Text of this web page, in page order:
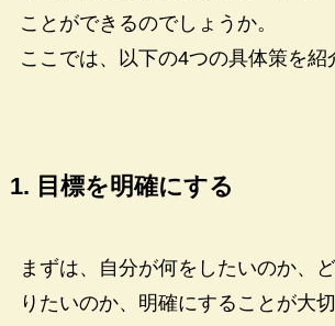
ことができるのでしょうか。
ここでは、以下の4つの具体策を紹
1. 目標を明確にする
まずは、自分が何をしたいのか、
りたいのか、明確にすることが大切